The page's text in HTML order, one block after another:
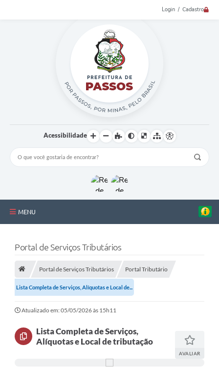
Login / Cadastro
Acessibilidade
MENU
Telefones Úteis
Estrutura Administrativa
Galeria de Fotos
Galeria de Vídeos
Portal de Serviços Tributários
Portal de Serviços Tributários Portal Tributário
Lista Completa de Serviços, Alíquotas e Local de...
Atualizado em: 05/05/2026 às 15h11
Lista Completa de Serviços,
Alíquotas e Local de tributação
AVALIAR